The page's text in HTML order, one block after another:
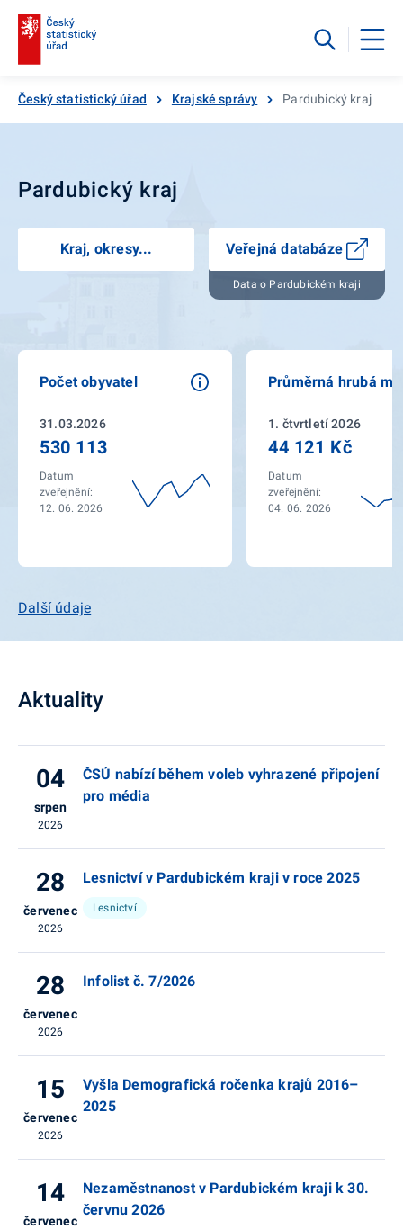
Český statistický úřad Krajské správy Pardubický kraj
Pardubický kraj
Kraj, okresy... Veřejná databáze
Data o Pardubickém kraji
Počet obyvatel
31.03.2026
530 113
Datum
zveřejnění:
12. 06. 2026
Průměrná hrubá
1. čtvrtletí 2026
44 121 Kč
Datum
zveřejnění:
04. 06. 2026
Další údaje
Aktuality
04
srpen
2026
ČSÚ nabízí během voleb vyhrazené připojení
pro média
28
červenec
2026
Lesnictví v Pardubickém kraji v roce 2025
Lesnictví
28
červenec
2026
Infolist č. 7/2026
15
červenec
2026
Vyšla Demografická ročenka krajů 2016–
2025
14
červenec
Nezaměstnanost v Pardubickém kraji k 30.
červnu 2026